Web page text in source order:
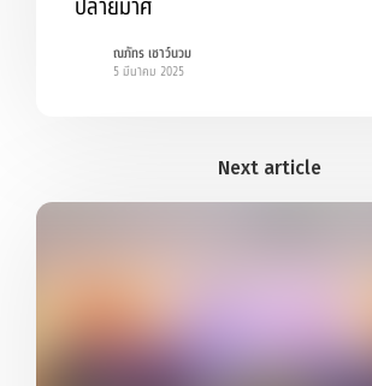
ปลายมาศ
ณภัทร เชาว์นวม
5 มีนาคม 2025